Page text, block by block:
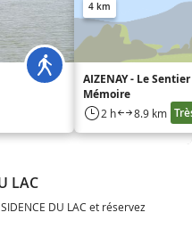
4 km
AIZENAY - Le
Mémoire
2 h 8.9 km
LAC
DU LAC et réservez